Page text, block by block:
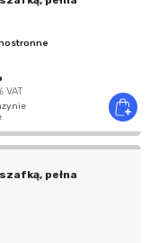
VAT
pełna